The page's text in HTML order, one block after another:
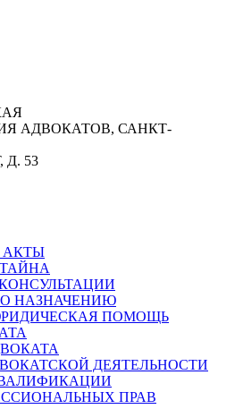
АДВОКАТОВ, САНКТ-
53
АКТЫ
НАЗНАЧЕНИЮ
ПОМОЩЬ
ДЕЯТЕЛЬНОСТИ
ПРАВ